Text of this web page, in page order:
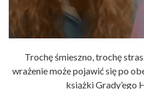
Trochę śmieszno, trochę
wrażenie może pojawić się po
książki Grady’ego